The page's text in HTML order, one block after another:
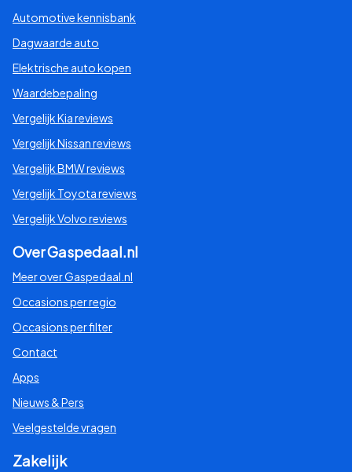
Automotive kennisbank
Dagwaarde auto
Elektrische auto kopen
Waardebepaling
Vergelijk Kia reviews
Vergelijk Nissan reviews
Vergelijk BMW reviews
Vergelijk Toyota reviews
Vergelijk Volvo reviews
Over Gaspedaal.nl
Meer over Gaspedaal.nl
Occasions per regio
Occasions per filter
Contact
Apps
Nieuws & Pers
Veelgestelde vragen
Zakelijk